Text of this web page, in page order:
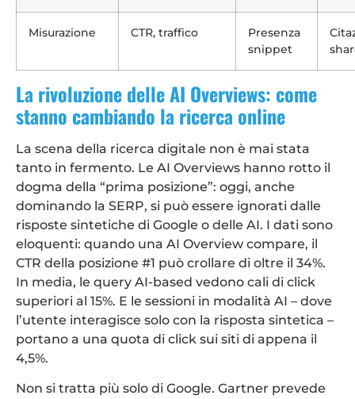
Misurazione CTR, traffico
Presenza
snippet
La rivoluzione delle AI Overviews: come
stanno cambiando la ricerca online
La scena della ricerca digitale non è mai stata
tanto in fermento. Le AI Overviews hanno rotto il
dogma della “prima posizione”: oggi, anche
dominando la SERP, si può essere ignorati dalle
risposte sintetiche di Google o delle AI. I dati sono
eloquenti: quando una AI Overview compare, il
CTR della posizione #1 può crollare di oltre il 34%.
In media, le query AI-based vedono cali di click
superiori al 15%. E le sessioni in modalità AI – dove
l’utente interagisce solo con la risposta sintetica –
portano a una quota di click sui siti di appena il
4,5%.
Non si tratta più solo di Google. Gartner prevede